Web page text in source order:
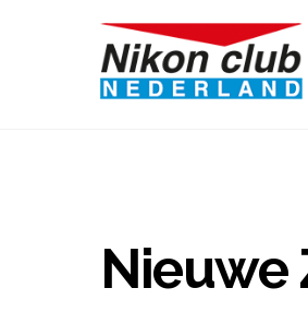
Nieuwe